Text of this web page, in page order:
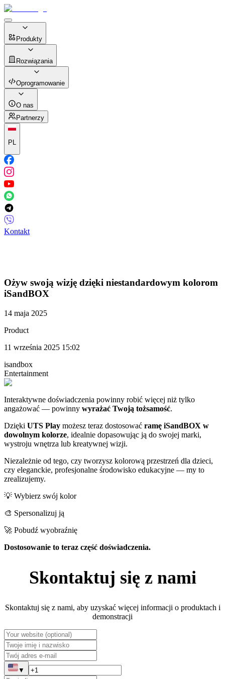
Produkty
Rozwiązania
Oprogramowanie
O nas
Partnerzy
PL
Kontakt
Ożyw swoją wizję dzięki niestandardowym kolorom
iSandBOX
14 maja 2025
Product
11 września 2025 15:02
isandbox
Entertainment
Interaktywne doświadczenia powinny robić więcej niż tylko
angażować — powinny wyrażać Twoją tożsamość.
Dzięki UTS Play możesz teraz dostosować ramę iSandBOX w
dowolnym kolorze, idealnie dopasowując ją do swojej marki,
wystroju wnętrza lub kreatywnej wizji.
Niezależnie od tego, czy tworzysz kolorową przestrzeń dla dzieci,
czy eleganckie, profesjonalne środowisko edukacyjne — my to
zrealizujemy.
💡 Wybierz swój kolor
🎨 Spersonalizuj ją
🚀 Pobudź wyobraźnię
Dostosowanie to teraz część doświadczenia.
Skontaktuj się z nami
Skontaktuj się z nami, aby uzyskać więcej informacji o produktach i
demonstracji
▼